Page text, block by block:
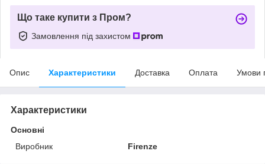
Що таке купити з Пром?
Замовлення під захистом
Опис Характеристики Доставка Оплата Умови
Характеристики
Основні
Виробник
Firenze